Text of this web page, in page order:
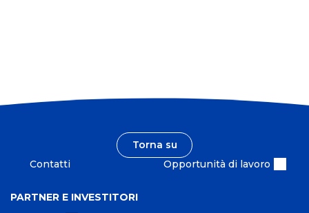
n
t
à
h
i
l
e
Torna su
Contatti
Opportunità di lavoro
PARTNER E INVESTITORI